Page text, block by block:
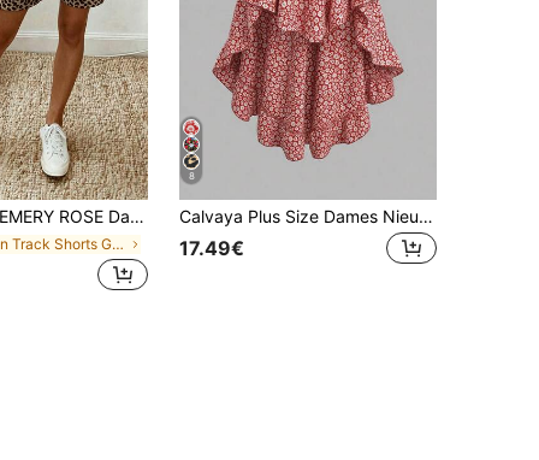
EMERY ROSE Dames korte broek met luipaardprint, trekkoord, elastische taille, casual, omgeslagen zoom, knielengte
in Track Shorts Grote maten Bodems
8
Calvaya Plus Size Dames Nieuwe Vakantie Strand Franse Vintage Amber Bloemen Hoge Taille Asymmetrische Gelaagde Taartrok Slankmakend Veelzijdig Bestseller Lente Zomer
17.49€